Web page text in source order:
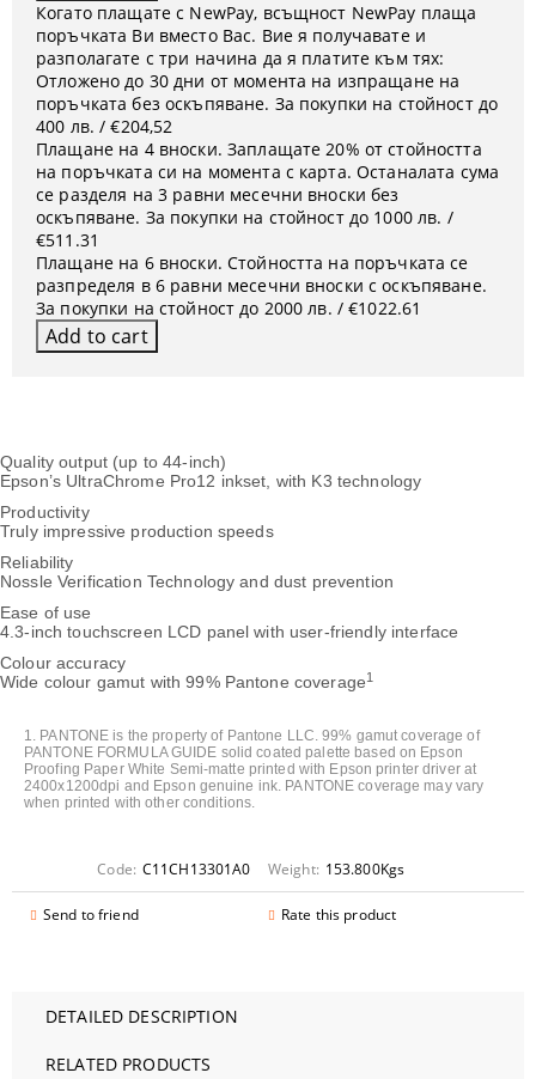
Quality output (up to 44-inch)
Epson’s UltraChrome Pro12 inkset, with K3 technology
Productivity
Truly impressive production speeds
Reliability
Nossle Verification Technology and dust prevention
Ease of use
4.3-inch touchscreen LCD panel with user-friendly interface
Colour accuracy
Wide colour gamut with 99% Pantone coverage1
1. PANTONE is the property of Pantone LLC. 99% gamut coverage of
PANTONE FORMULA GUIDE solid coated palette based on Epson
Proofing Paper White Semi-matte printed with Epson printer driver at
2400x1200dpi and Epson genuine ink. PANTONE coverage may vary
when printed with other conditions.
Code: C11CH13301A0 Weight: 153.800Kgs
Send to friend Rate this product
Когато плащате с NewPay, всъщност NewPay плаща
поръчката Ви вместо Вас. Вие я получавате и
разполагате с три начина да я платите към тях:
Отложено до 30 дни от момента на изпращане на
поръчката без оскъпяване. За покупки на стойност до
400 лв. / €204,52
Плащане на 4 вноски. Заплащате 20% от стойността
на поръчката си на момента с карта. Останалата сума
се разделя на 3 равни месечни вноски без
оскъпяване. За покупки на стойност до 1000 лв. /
€511.31
Плащане на 6 вноски. Стойността на поръчката се
разпределя в 6 равни месечни вноски с оскъпяване.
За покупки на стойност до 2000 лв. / €1022.61
DETAILED DESCRIPTION
RELATED PRODUCTS